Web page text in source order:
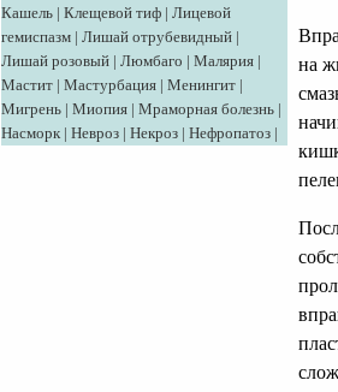
Кашель | Клещевой тиф | Лицевой
гемиспазм | Лишай отрубевидный |
Лишай розовый | Люмбаго | Малярия |
Мастит | Мастурбация | Менингит |
Мигрень | Миопия | Мраморная болезнь |
Насморк | Невроз | Некроз | Нефропатоз |
на